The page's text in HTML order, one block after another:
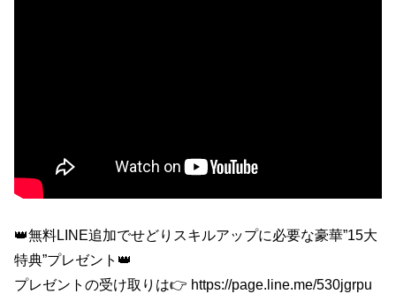
👑無料LINE追加でせどりスキルアップに必要な豪華”15大
特典”プレゼント👑
プレゼントの受け取りは👉 https://page.line.me/530jgrpu